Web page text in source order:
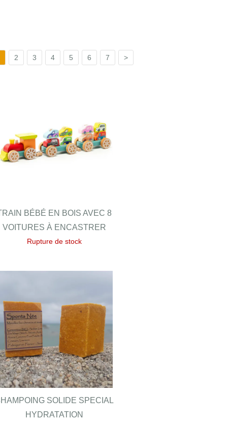
2 3 4 5 6 7 >
BÉBÉ EN BOIS AVEC 8
VOITURES À ENCASTRER
Rupture de stock
SOLIDE SPECIAL
HYDRATATION